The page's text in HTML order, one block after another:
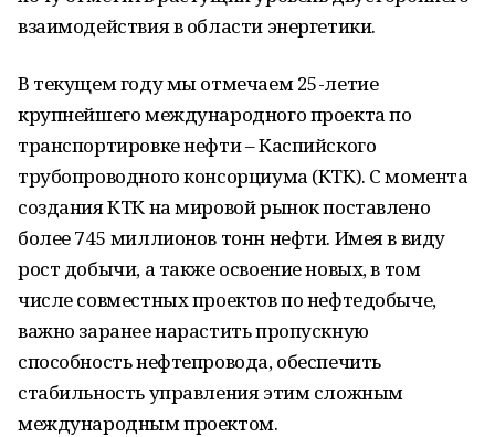
взаимодействия в области энергетики.
В текущем году мы отмечаем 25-летие
крупнейшего международного проекта по
транспортировке нефти – Каспийского
трубопроводного консорциума (КТК). С момента
создания КТК на мировой рынок поставлено
более 745 миллионов тонн нефти. Имея в виду
рост добычи, а также освоение новых, в том
числе совместных проектов по нефтедобыче,
важно заранее нарастить пропускную
способность нефтепровода, обеспечить
стабильность управления этим сложным
международным проектом.